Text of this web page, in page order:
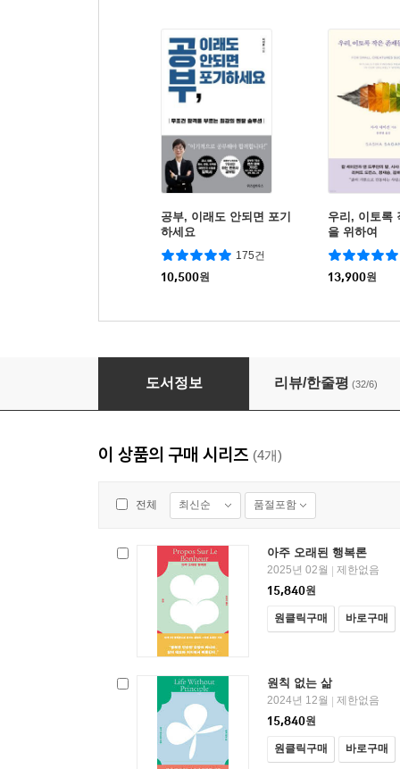
공부, 이래도 안되면 포기
하세요
175건
10,500원
우리, 이토록
을 위하여
13,900원
원칙 없는 삶
도서정보 리뷰/한줄평 (32/6)
이 상품의 구매 시리즈 (4개)
전체 최신순 품절포함
아주 오래된 행복론
2025년 02월
제한없음
15,840원
원클릭구매 바로구매
원칙 없는 삶
2024년 12월
제한없음
15,840원
원클릭구매 바로구매